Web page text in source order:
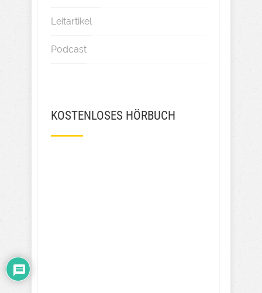
Leitartikel
Podcast
KOSTENLOSES HÖRBUCH